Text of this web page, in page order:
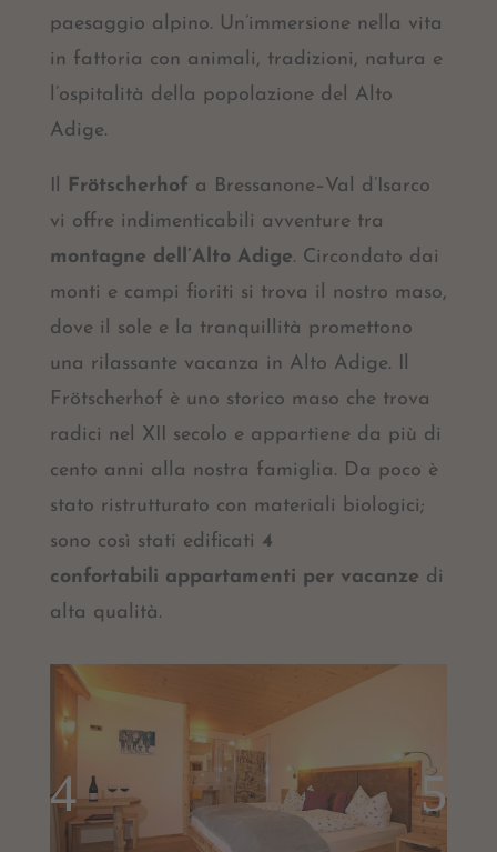
paesaggio alpino. Un’immersione nella vita
in fattoria con animali, tradizioni, natura e
l’ospitalità della popolazione del Alto
Adige.
Il Frötscherhof a Bressanone–Val d’Isarco
vi offre indimenticabili avventure tra
montagne dell’Alto Adige. Circondato dai
monti e campi fioriti si trova il nostro maso,
dove il sole e la tranquillità promettono
una rilassante vacanza in Alto Adige. Il
Frötscherhof è uno storico maso che trova
radici nel XII secolo e appartiene da più di
cento anni alla nostra famiglia. Da poco è
stato ristrutturato con materiali biologici;
sono così stati edificati 4
confortabili appartamenti per vacanze di
alta qualità.